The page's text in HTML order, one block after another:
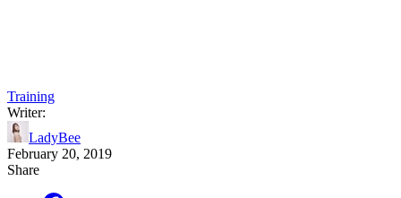
Training
Writer:
LadyBee
February 20, 2019
Share